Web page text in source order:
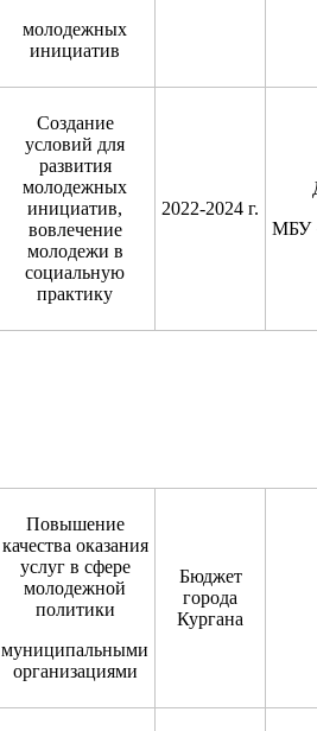
молодежных
инициатив
Создание
условий для
развития
молодежных
инициатив,
вовлечение
молодежи в
социальную
практику
2022-2024 г.
МБУ
Повышение
качества оказания
услуг в сфере
молодежной
политики
муниципальными
организациями
Бюджет
города
Кургана